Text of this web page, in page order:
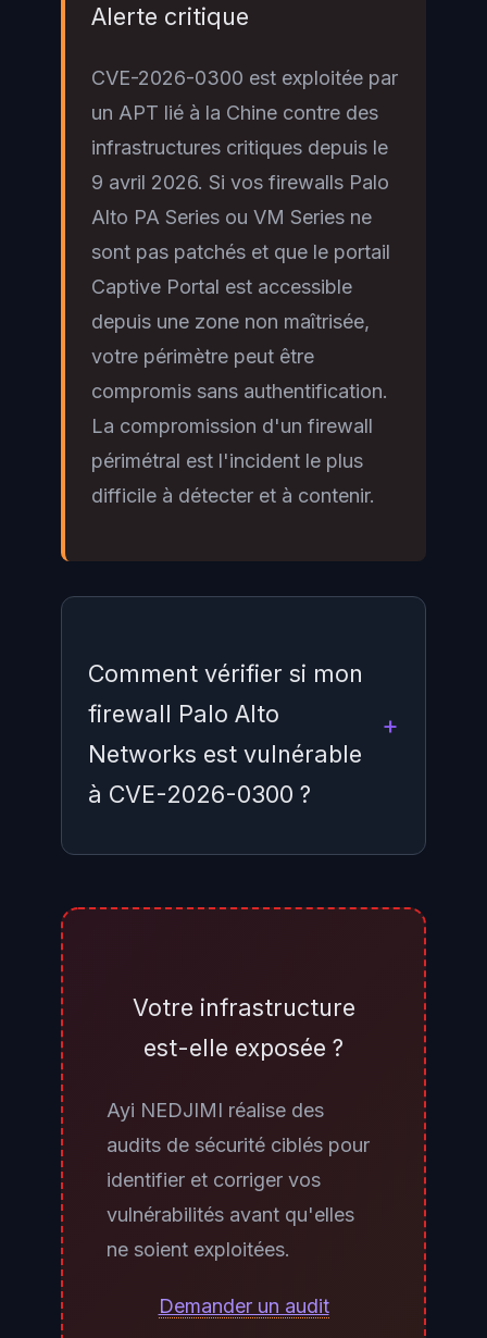
Alerte critique
CVE-2026-0300 est exploitée par
un APT lié à la Chine contre des
infrastructures critiques depuis le
9 avril 2026. Si vos firewalls Palo
Alto PA Series ou VM Series ne
sont pas patchés et que le portail
Captive Portal est accessible
depuis une zone non maîtrisée,
votre périmètre peut être
compromis sans authentification.
La compromission d'un firewall
périmétral est l'incident le plus
difficile à détecter et à contenir.
Comment vérifier si mon
firewall Palo Alto
Networks est vulnérable
à CVE-2026-0300 ?
Palo Alto Networks et comparer la
→ Setup → Software) avec la liste
des versions corrigées par
branche PAN-OS ; (2) vérifier si le
→ User-ID → Captive Portal) et si
son interface réseau est
accessible depuis des zones non-
trusted ou depuis Internet via une
Votre infrastructure
est-elle exposée ?
Ayi NEDJIMI réalise des
audits de sécurité ciblés pour
identifier et corriger vos
vulnérabilités avant qu'elles
ne soient exploitées.
Demander un audit